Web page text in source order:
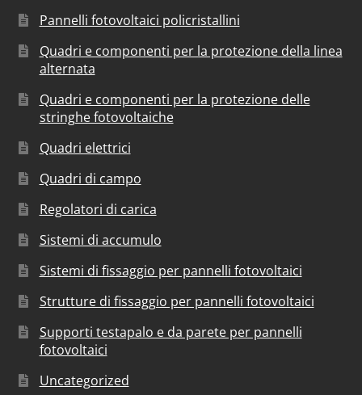
Pannelli fotovoltaici policristallini
Quadri e componenti per la protezione della linea
alternata
Quadri e componenti per la protezione delle
stringhe fotovoltaiche
Quadri elettrici
Quadri di campo
Regolatori di carica
Sistemi di accumulo
Sistemi di fissaggio per pannelli fotovoltaici
Strutture di fissaggio per pannelli fotovoltaici
Supporti testapalo e da parete per pannelli
fotovoltaici
Uncategorized